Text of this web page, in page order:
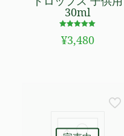
30ml
5.00
の評価
¥3,480